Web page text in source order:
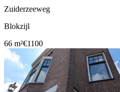
Zuiderzeeweg
Blokzijl
66 m²€1100